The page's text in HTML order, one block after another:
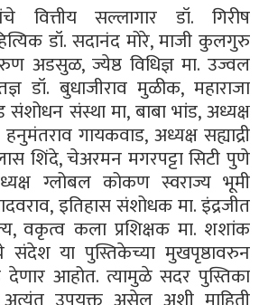
वित्तीय सल्लागार डॉ. गिरीष
डॉ. सदानंद मोरे, माजी कुलगुरु
अडसुळ, ज्येष्ठ विधिज्ञ मा. उज्वल
डॉ. बुधाजीराव मुळीक, महाराजा
संशोधन संस्था मा, बाबा भांड, अध्यक्ष
गायकवाड, अध्यक्ष सह्याद्री
शिंदे, चेअरमन मगरपट्टा सिटी पुणे
ग्लोबल कोकण स्वराज्य भूमी
इतिहास संशोधक मा. इंद्रजीत
वकृत्व कला प्रशिक्षक मा. शशांक
संदेश या पुस्तिकेच्या मुखपृष्ठावरुन
आहोत. त्यामुळे सदर पुस्तिका